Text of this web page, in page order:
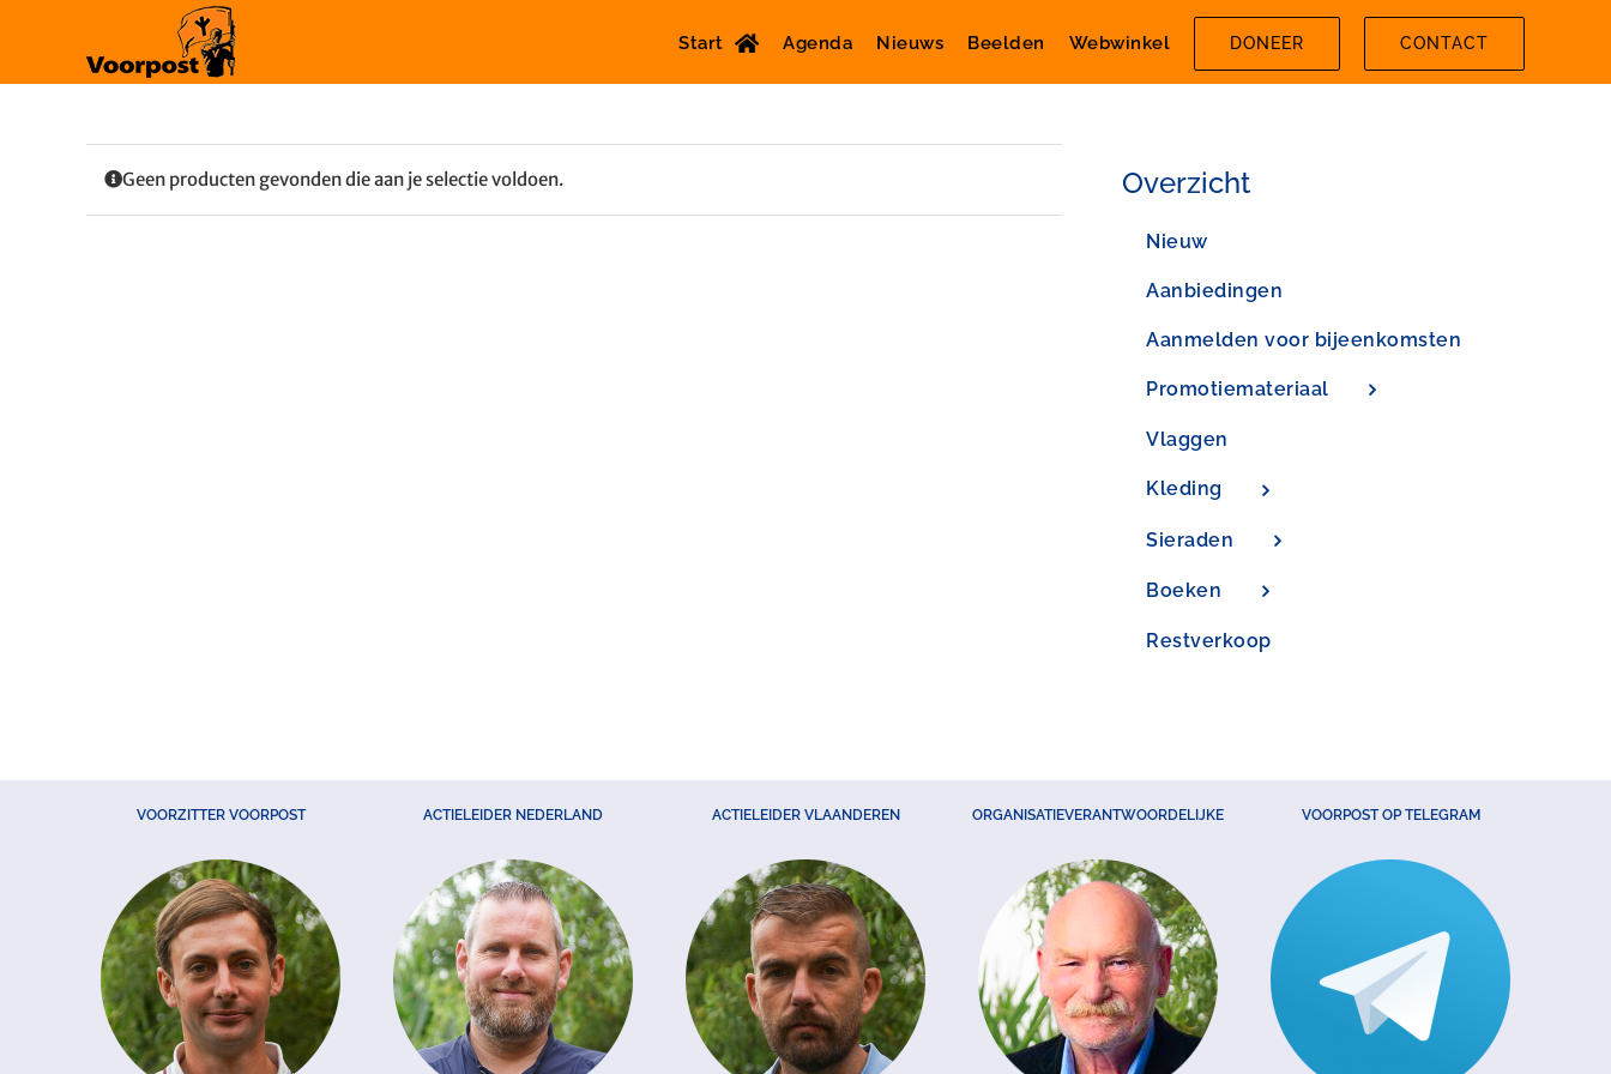
Start Agenda Nieuws Beelden Webwinkel DONEER CONTACT
Geen producten gevonden die aan je selectie voldoen. Overzicht
Nieuw
Aanbiedingen
Aanmelden voor bijeenkomsten
Promotiemateriaal
Vlaggen
Kleding
Sieraden
Boeken
Restverkoop
VOORZITTER VOORPOST ACTIELEIDER NEDERLAND ACTIELEIDER VLAANDEREN ORGANISATIEVERANTWOORDELIJKE VOORPOST OP TELEGRAM